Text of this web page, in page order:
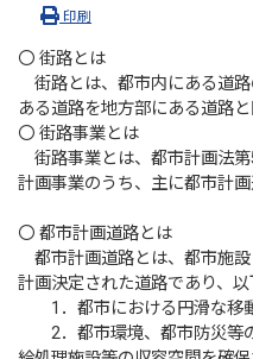
印刷
〇 街路とは
街路とは、都市内にある道
ある道路を地方部にある道路
〇 街路事業とは
街路事業とは、都市計画法
計画事業のうち、主に都市計
〇 都市計画道路とは
都市計画道路とは、都市施
計画決定された道路であり、以
1．都市における円滑な移
2．都市環境、都市防災等